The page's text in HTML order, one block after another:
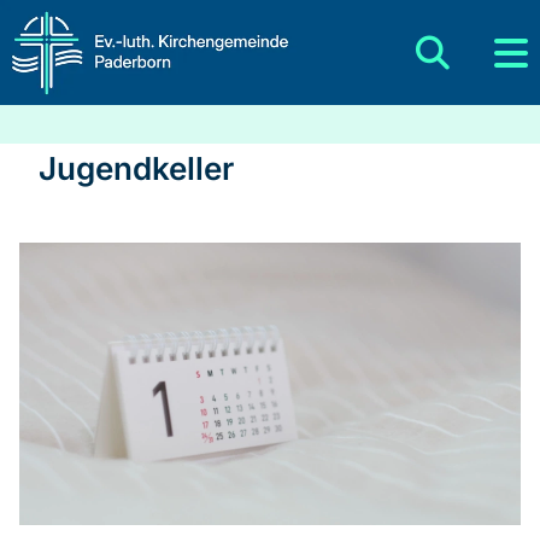
Jugendkeller